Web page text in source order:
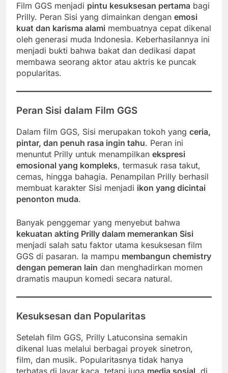
Film GGS menjadi pintu kesuksesan pertama bagi
Prilly. Peran Sisi yang dimainkan dengan emosi
kuat dan karisma alami membuatnya cepat dikenal
oleh generasi muda Indonesia. Keberhasilannya ini
menjadi bukti bahwa bakat dan dedikasi dapat
membawa seorang aktor atau aktris ke puncak
popularitas.
Peran Sisi dalam Film GGS
Dalam film GGS, Sisi merupakan tokoh yang ceria,
pintar, dan penuh rasa ingin tahu. Peran ini
menuntut Prilly untuk menampilkan ekspresi
emosional yang kompleks, termasuk rasa takut,
cemas, hingga bahagia. Penampilan Prilly berhasil
membuat karakter Sisi menjadi ikon yang dicintai
penonton muda.
Banyak penggemar yang menyebut bahwa
kekuatan akting Prilly dalam memerankan Sisi
menjadi salah satu faktor utama kesuksesan film
GGS di pasaran. Ia mampu membangun chemistry
dengan pemeran lain dan menghadirkan momen
dramatis maupun komedi secara natural.
Kesuksesan dan Popularitas
Setelah film GGS, Prilly Latuconsina semakin
dikenal luas melalui berbagai proyek sinetron,
film, dan musik. Popularitasnya tidak hanya
terbatas di layar kaca, tetapi juga media sosial , di